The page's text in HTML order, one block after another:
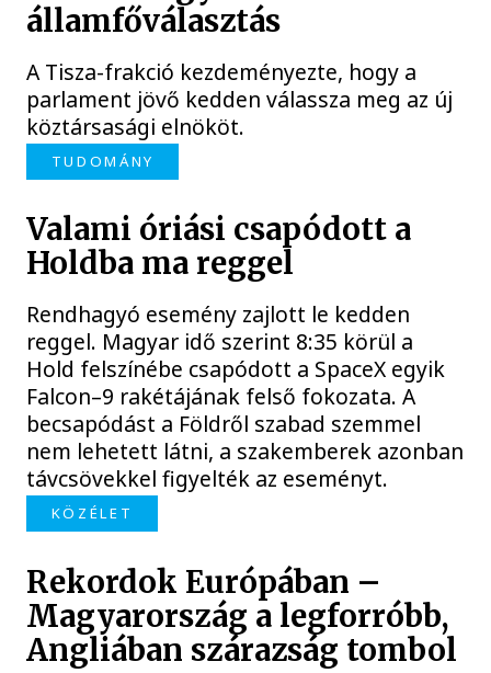
államfőválasztás
A Tisza-frakció kezdeményezte, hogy a
parlament jövő kedden válassza meg az új
köztársasági elnököt.
TUDOMÁNY
Valami óriási csapódott a
Holdba ma reggel
Rendhagyó esemény zajlott le kedden
reggel. Magyar idő szerint 8:35 körül a
Hold felszínébe csapódott a SpaceX egyik
Falcon–9 rakétájának felső fokozata. A
becsapódást a Földről szabad szemmel
nem lehetett látni, a szakemberek azonban
távcsövekkel figyelték az eseményt.
KÖZÉLET
Rekordok Európában –
Magyarország a legforróbb,
Angliában szárazság tombol